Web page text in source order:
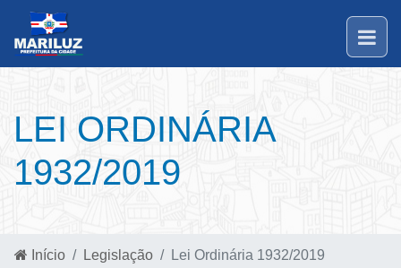
LEI ORDINÁRIA
1932/2019
Início Legislação Lei Ordinária 1932/2019